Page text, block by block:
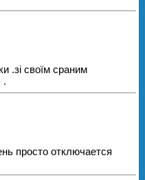
.зі своїм сраним
.
просто отключается